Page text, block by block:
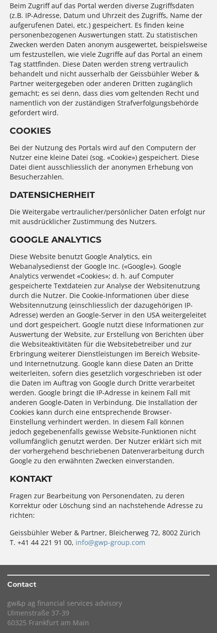
Beim Zugriff auf das Portal werden diverse Zugriffsdaten
(z.B. IP-Adresse, Datum und Uhrzeit des Zugriffs, Name der
aufgerufenen Datei, etc.) gespeichert. Es finden keine
personenbezogenen Auswertungen statt. Zu statistischen
Zwecken werden Daten anonym ausgewertet, beispielsweise
um festzustellen, wie viele Zugriffe auf das Portal an einem
Tag stattfinden. Diese Daten werden streng vertraulich
behandelt und nicht ausserhalb der Geissbühler Weber &
Partner weitergegeben oder anderen Dritten zugänglich
gemacht; es sei denn, dass dies vom geltenden Recht und
namentlich von der zuständigen Strafverfolgungsbehörde
gefordert wird.
COOKIES
Bei der Nutzung des Portals wird auf den Computern der
Nutzer eine kleine Datei (sog. «Cookie») gespeichert. Diese
Datei dient ausschliesslich der anonymen Erhebung von
Besucherzahlen.
DATENSICHERHEIT
Die Weitergabe vertraulicher/persönlicher Daten erfolgt nur
mit ausdrücklicher Zustimmung des Nutzers.
GOOGLE ANALYTICS
Diese Website benutzt Google Analytics, ein
Webanalysedienst der Google Inc. («Google»). Google
Analytics verwendet «Cookies»; d. h. auf Computer
gespeicherte Textdateien zur Analyse der Websitenutzung
durch die Nutzer. Die Cookie-Informationen über diese
Websitennutzung (einschliesslich der dazugehörigen IP-
Adresse) werden an Google-Server in den USA weitergeleitet
und dort gespeichert. Google nutzt diese Informationen zur
Auswertung der Website, zur Erstellung von Berichten über
die Websiteaktivitäten für die Websitebetreiber und zur
Erbringung weiterer Dienstleistungen im Bereich Website-
und Internetnutzung. Google kann diese Daten an Dritte
weiterleiten, sofern dies gesetzlich vorgeschrieben ist oder
die Daten im Auftrag von Google durch Dritte verarbeitet
werden. Google bringt die IP-Adresse in keinem Fall mit
anderen Google-Daten in Verbindung. Die Installation der
Cookies kann durch eine entsprechende Browser-
Einstellung verhindert werden. In diesem Fall können
jedoch gegebenenfalls gewisse Website-Funktionen nicht
vollumfänglich genutzt werden. Der Nutzer erklärt sich mit
der vorhergehend beschriebenen Datenverarbeitung durch
Google zu den erwähnten Zwecken einverstanden.
KONTAKT
Fragen zur Bearbeitung von Personendaten, zu deren
Korrektur oder Löschung sind an nachstehende Adresse zu
richten:
Geissbühler Weber & Partner, Bleicherweg 72, 8002 Zürich
T. +41 44 221 91 00, info@gwp-group.com
Contact
gw&p ag financial services advisory
Ulmenstraße 37-39
60325 Frankfurt am Main